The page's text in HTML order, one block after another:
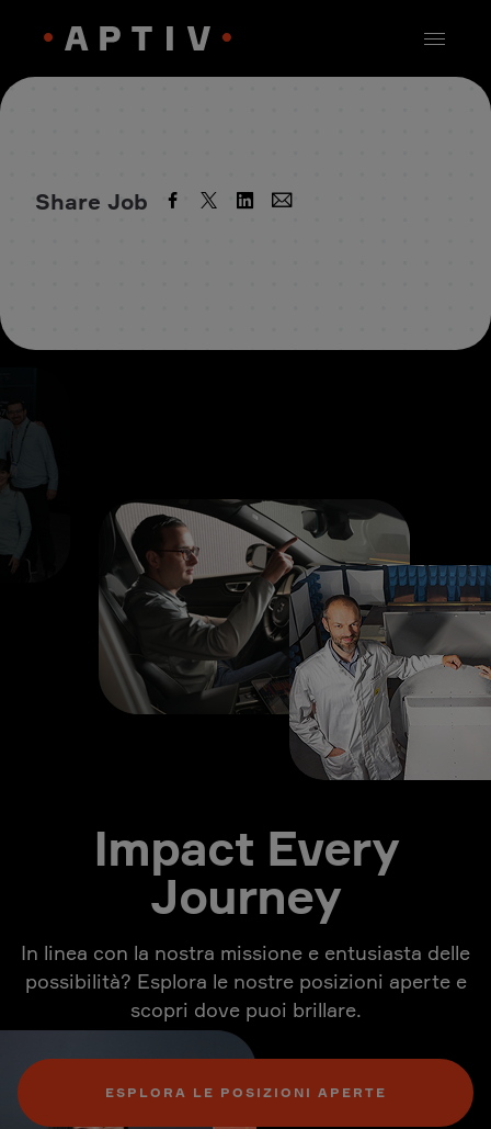
Share Job
Impact Every
Journey
In linea con la nostra missione e entusiasta delle
possibilità? Esplora le nostre posizioni aperte e
scopri dove puoi brillare.
ESPLORA LE POSIZIONI APERTE